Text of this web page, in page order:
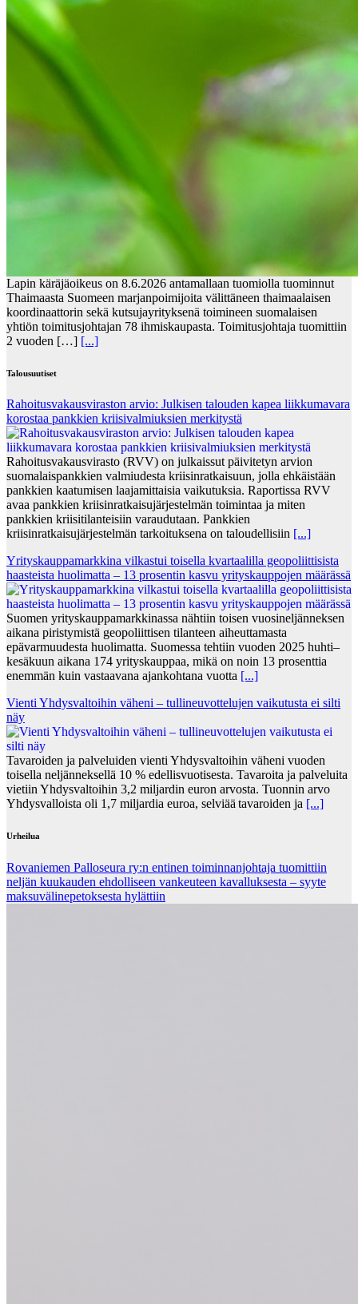
Lapin käräjäoikeus on 8.6.2026 antamallaan tuomiolla tuominnut
Thaimaasta Suomeen marjanpoimijoita välittäneen thaimaalaisen
koordinaattorin sekä kutsujayrityksenä toimineen suomalaisen
yhtiön toimitusjohtajan 78 ihmiskaupasta. Toimitusjohtaja tuomittiin
2 vuoden […] [...]
Talousuutiset
Rahoitusvakausviraston arvio: Julkisen talouden kapea liikkumavara
korostaa pankkien kriisivalmiuksien merkitystä
Rahoitusvakausvirasto (RVV) on julkaissut päivitetyn arvion
suomalaispankkien valmiudesta kriisinratkaisuun, jolla ehkäistään
pankkien kaatumisen laajamittaisia vaikutuksia. Raportissa RVV
avaa pankkien kriisinratkaisujärjestelmän toimintaa ja miten
pankkien kriisitilanteisiin varaudutaan. Pankkien
kriisinratkaisujärjestelmän tarkoituksena on taloudellisiin [...]
Yrityskauppamarkkina vilkastui toisella kvartaalilla geopoliittisista
haasteista huolimatta – 13 prosentin kasvu yrityskauppojen määrässä
Suomen yrityskauppamarkkinassa nähtiin toisen vuosineljänneksen
aikana piristymistä geopoliittisen tilanteen aiheuttamasta
epävarmuudesta huolimatta. Suomessa tehtiin vuoden 2025 huhti–
kesäkuun aikana 174 yrityskauppaa, mikä on noin 13 prosenttia
enemmän kuin vastaavana ajankohtana vuotta [...]
Vienti Yhdysvaltoihin väheni – tullineuvottelujen vaikutusta ei silti
näy
Tavaroiden ja palveluiden vienti Yhdysvaltoihin väheni vuoden
toisella neljänneksellä 10 % edellisvuotisesta. Tavaroita ja palveluita
vietiin Yhdysvaltoihin 3,2 miljardin euron arvosta. Tuonnin arvo
Yhdysvalloista oli 1,7 miljardia euroa, selviää tavaroiden ja [...]
Urheilua
Rovaniemen Palloseura ry:n entinen toiminnanjohtaja tuo­mit­tiin
neljän kuu­kau­den eh­dol­li­seen van­keu­teen ka­val­luk­ses­ta – syyte
mak­su­vä­li­ne­pe­tok­ses­ta hy­lät­tiin